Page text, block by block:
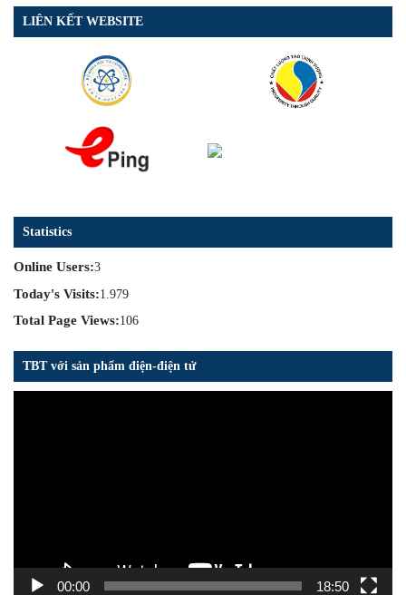
LIÊN KẾT WEBSITE
Statistics
Online Users:3
Today's Visits:1.979
Total Page Views:106
TBT với sản phẩm điện-điện tử
00:00 18:50